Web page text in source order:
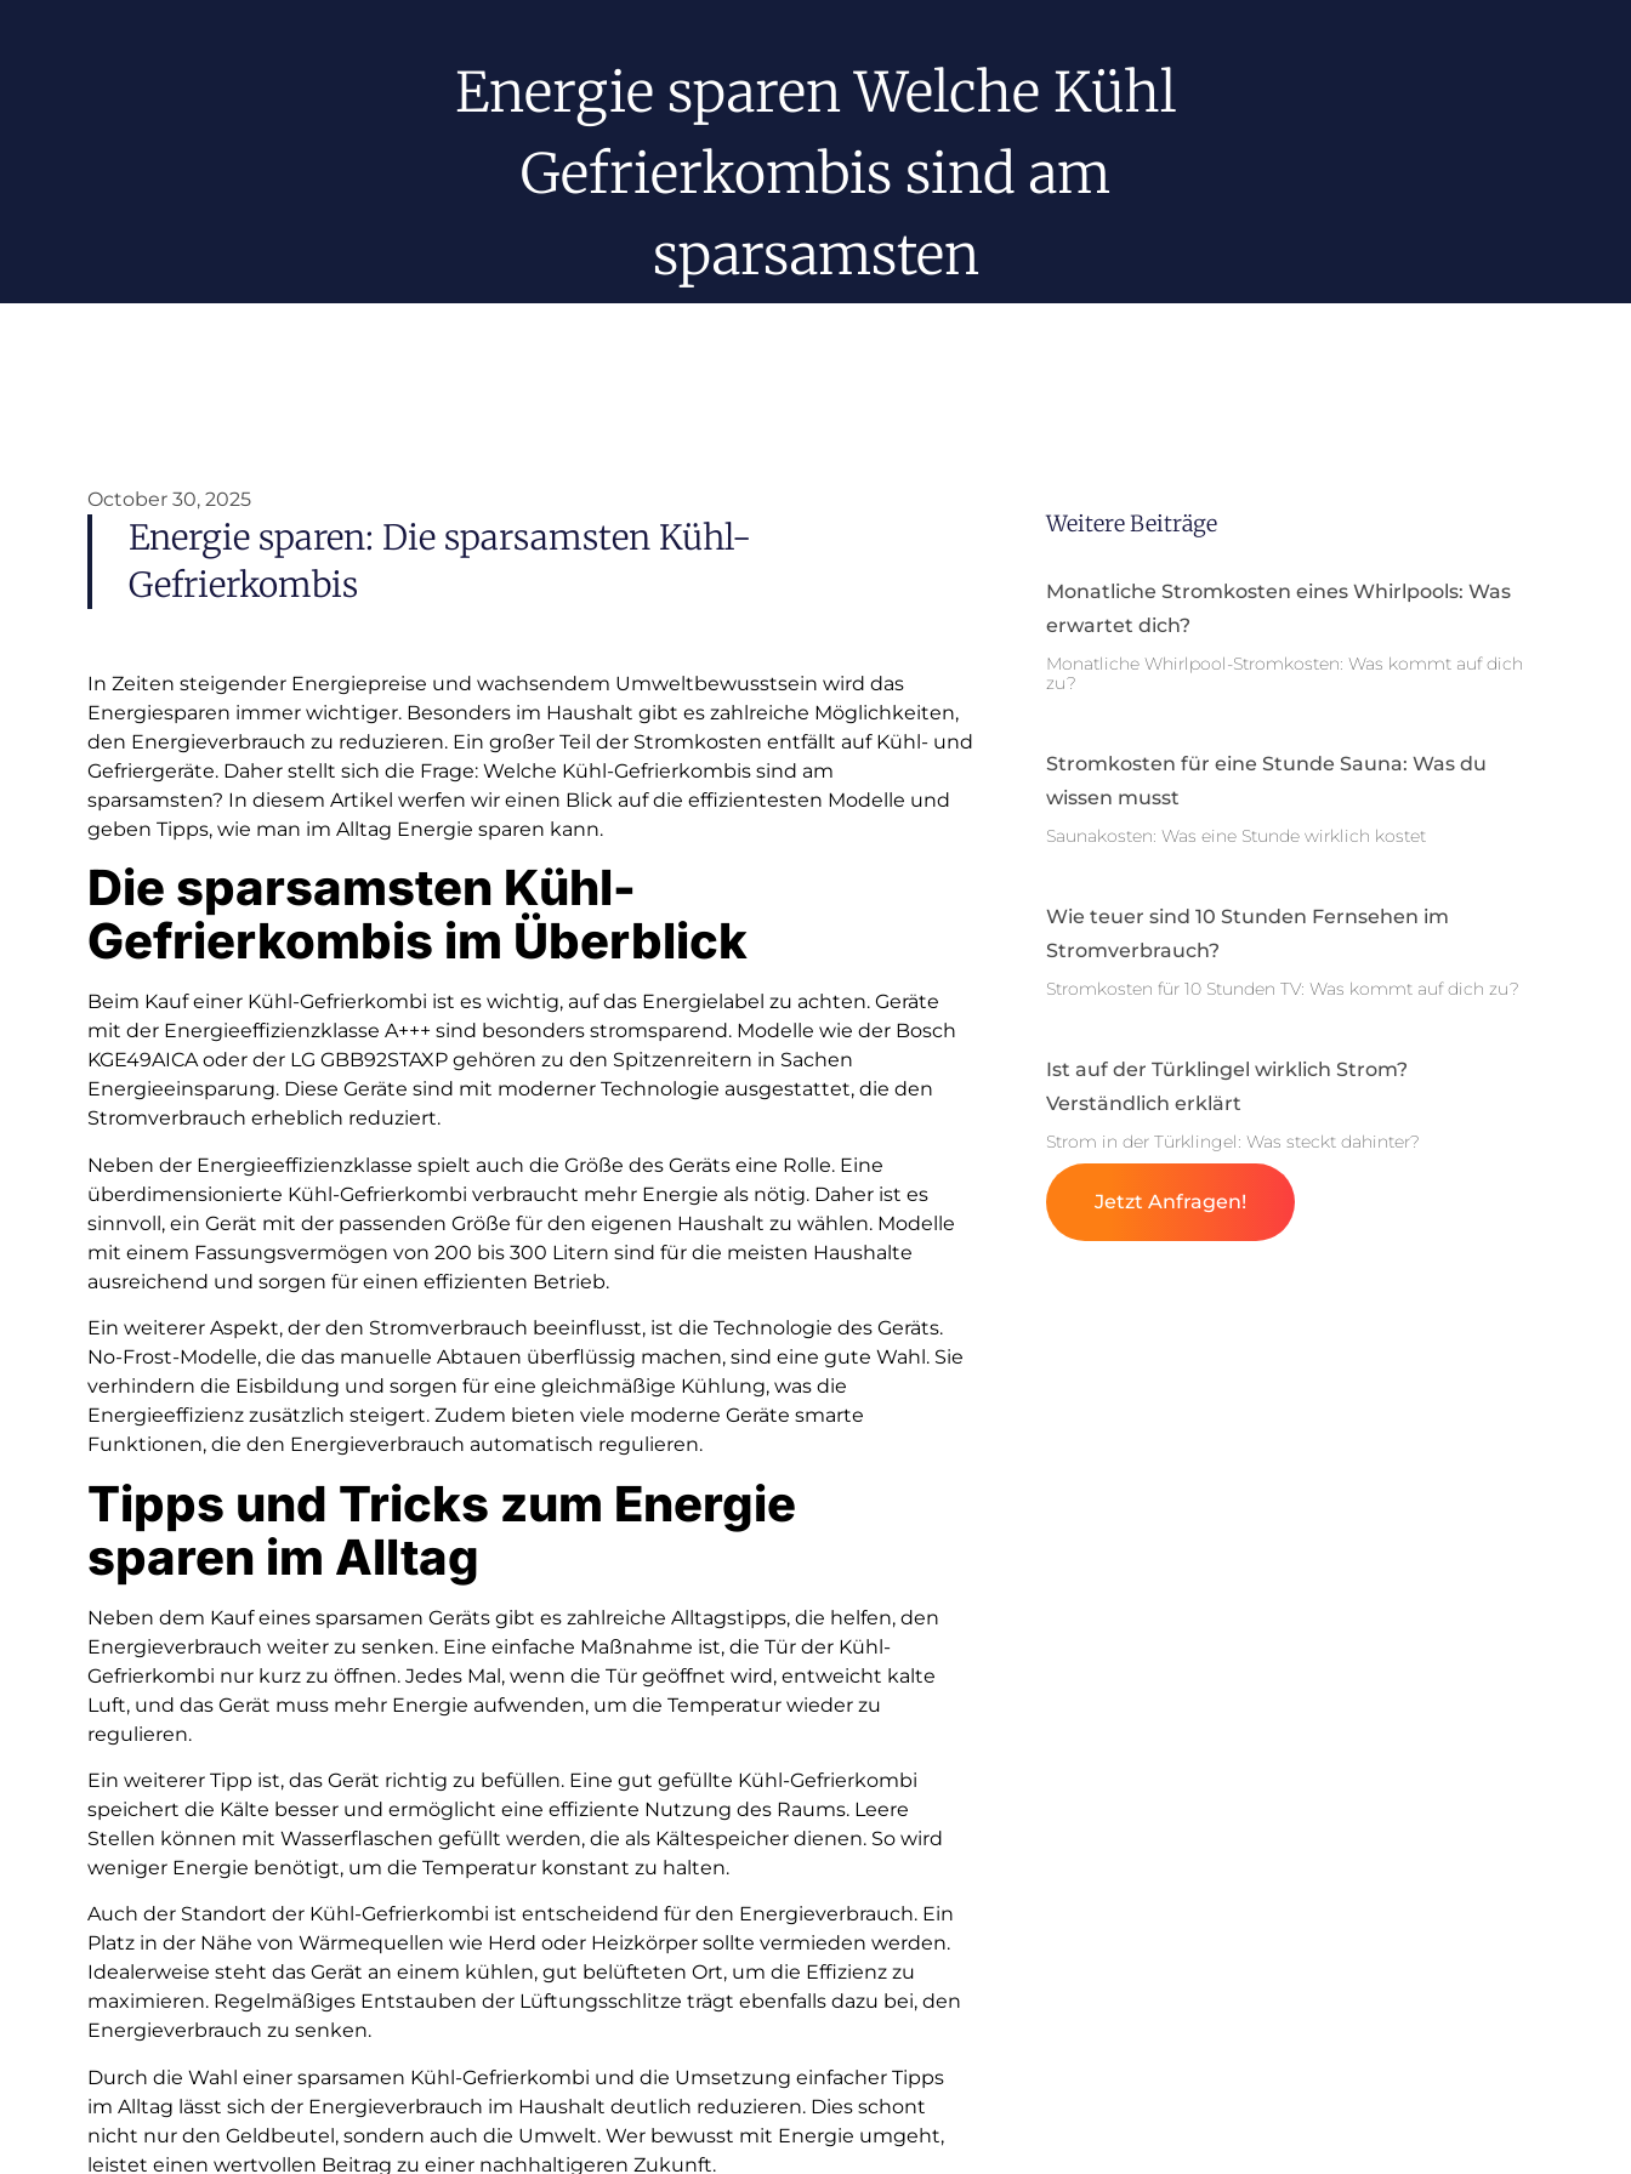
Energie sparen Welche Kühl
Gefrierkombis sind am
sparsamsten
October 30, 2025
Energie sparen: Die sparsamsten Kühl-
Gefrierkombis
In Zeiten steigender Energiepreise und wachsendem Umweltbewusstsein wird das
Energiesparen immer wichtiger. Besonders im Haushalt gibt es zahlreiche Möglichkeiten,
den Energieverbrauch zu reduzieren. Ein großer Teil der Stromkosten entfällt auf Kühl- und
Gefriergeräte. Daher stellt sich die Frage: Welche Kühl-Gefrierkombis sind am
sparsamsten? In diesem Artikel werfen wir einen Blick auf die effizientesten Modelle und
geben Tipps, wie man im Alltag Energie sparen kann.
Die sparsamsten Kühl-
Gefrierkombis im Überblick
Beim Kauf einer Kühl-Gefrierkombi ist es wichtig, auf das Energielabel zu achten. Geräte
mit der Energieeffizienzklasse A+++ sind besonders stromsparend. Modelle wie der Bosch
KGE49AICA oder der LG GBB92STAXP gehören zu den Spitzenreitern in Sachen
Energieeinsparung. Diese Geräte sind mit moderner Technologie ausgestattet, die den
Stromverbrauch erheblich reduziert.
Neben der Energieeffizienzklasse spielt auch die Größe des Geräts eine Rolle. Eine
überdimensionierte Kühl-Gefrierkombi verbraucht mehr Energie als nötig. Daher ist es
sinnvoll, ein Gerät mit der passenden Größe für den eigenen Haushalt zu wählen. Modelle
mit einem Fassungsvermögen von 200 bis 300 Litern sind für die meisten Haushalte
ausreichend und sorgen für einen effizienten Betrieb.
Ein weiterer Aspekt, der den Stromverbrauch beeinflusst, ist die Technologie des Geräts.
No-Frost-Modelle, die das manuelle Abtauen überflüssig machen, sind eine gute Wahl. Sie
verhindern die Eisbildung und sorgen für eine gleichmäßige Kühlung, was die
Energieeffizienz zusätzlich steigert. Zudem bieten viele moderne Geräte smarte
Funktionen, die den Energieverbrauch automatisch regulieren.
Tipps und Tricks zum Energie
sparen im Alltag
Neben dem Kauf eines sparsamen Geräts gibt es zahlreiche Alltagstipps, die helfen, den
Energieverbrauch weiter zu senken. Eine einfache Maßnahme ist, die Tür der Kühl-
Gefrierkombi nur kurz zu öffnen. Jedes Mal, wenn die Tür geöffnet wird, entweicht kalte
Luft, und das Gerät muss mehr Energie aufwenden, um die Temperatur wieder zu
regulieren.
Ein weiterer Tipp ist, das Gerät richtig zu befüllen. Eine gut gefüllte Kühl-Gefrierkombi
speichert die Kälte besser und ermöglicht eine effiziente Nutzung des Raums. Leere
Stellen können mit Wasserflaschen gefüllt werden, die als Kältespeicher dienen. So wird
weniger Energie benötigt, um die Temperatur konstant zu halten.
Auch der Standort der Kühl-Gefrierkombi ist entscheidend für den Energieverbrauch. Ein
Platz in der Nähe von Wärmequellen wie Herd oder Heizkörper sollte vermieden werden.
Idealerweise steht das Gerät an einem kühlen, gut belüfteten Ort, um die Effizienz zu
maximieren. Regelmäßiges Entstauben der Lüftungsschlitze trägt ebenfalls dazu bei, den
Energieverbrauch zu senken.
Durch die Wahl einer sparsamen Kühl-Gefrierkombi und die Umsetzung einfacher Tipps
im Alltag lässt sich der Energieverbrauch im Haushalt deutlich reduzieren. Dies schont
nicht nur den Geldbeutel, sondern auch die Umwelt. Wer bewusst mit Energie umgeht,
leistet einen wertvollen Beitrag zu einer nachhaltigeren Zukunft.
Weitere Beiträge
Monatliche Stromkosten eines Whirlpools: Was
erwartet dich?
Monatliche Whirlpool-Stromkosten: Was kommt auf dich
zu?
Stromkosten für eine Stunde Sauna: Was du
wissen musst
Saunakosten: Was eine Stunde wirklich kostet
Wie teuer sind 10 Stunden Fernsehen im
Stromverbrauch?
Stromkosten für 10 Stunden TV: Was kommt auf dich zu?
Ist auf der Türklingel wirklich Strom?
Verständlich erklärt
Strom in der Türklingel: Was steckt dahinter?
Jetzt Anfragen!